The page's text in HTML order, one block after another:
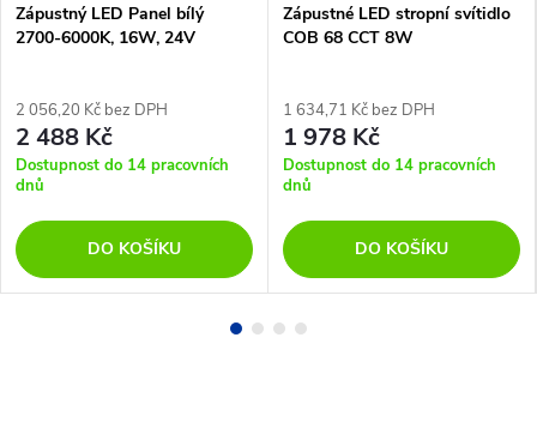
Zápustný LED Panel bílý
2700-6000K, 16W, 24V
2 056,20 Kč bez DPH
2 488 Kč
Dostupnost do 14 pracovních
dnů
DO KOŠÍKU
Zápustné LED stropní svítidlo
COB 68 CCT 8W
1 634,71 Kč bez DPH
1 978 Kč
Dostupnost do 14 pracovních
dnů
DO KOŠÍKU